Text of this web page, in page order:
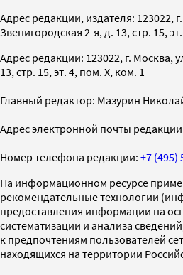
Адрес редакции, издателя: 123022,
Звенигородская 2-я, д. 13, стр. 15,
Адрес редакции: 123022, г. Москва,
13, стр. 15, эт. 4, пом. X, ком. 1
Главный редактор: Мазурин
Адрес электронной почты
Номер телефона редакции: +7 (495)
На информационном ресурсе
рекомендательные технологии
предоставления информации на
систематизации и анализа
к предпочтениям пользователей
находящихся на территории